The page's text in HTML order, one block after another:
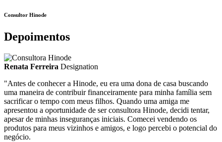
Consultor Hinode
Depoimentos
Renata Ferreira Designation
"Antes de conhecer a Hinode, eu era uma dona de casa buscando
uma maneira de contribuir financeiramente para minha família sem
sacrificar o tempo com meus filhos. Quando uma amiga me
apresentou a oportunidade de ser consultora Hinode, decidi tentar,
apesar de minhas inseguranças iniciais. Comecei vendendo os
produtos para meus vizinhos e amigos, e logo percebi o potencial do
negócio.